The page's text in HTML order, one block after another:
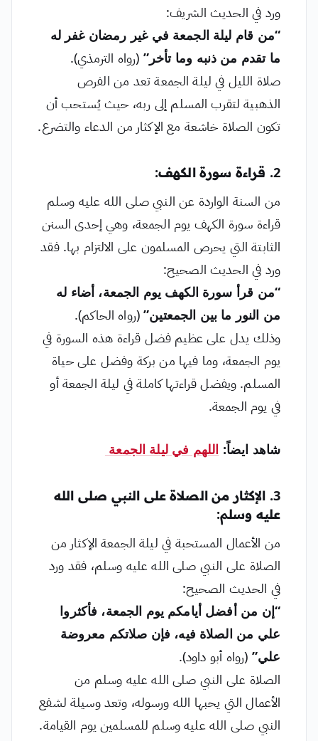
ورد في الحديث الشريف:
“من قام ليلة الجمعة في غير رمضان غفر له
ما تقدم من ذنبه وما تأخر” (رواه الترمذي).
صلاة الليل في ليلة الجمعة تعد من الفرص
الذهبية لتقرب المسلم إلى ربه، حيث يُستحب أن
تكون الصلاة خاشعة مع الإكثار من الدعاء والتضرع.
2. قراءة سورة الكهف:
من السنة الواردة عن النبي صلى الله عليه وسلم
قراءة سورة الكهف يوم الجمعة، وهي إحدى السنن
الثابتة التي يحرص المسلمون على الالتزام بها. فقد
ورد في الحديث الصحيح:
“من قرأ سورة الكهف يوم الجمعة، أضاء له
من النور ما بين الجمعتين”(رواه الحاكم).
وذلك يدل على عظيم فضل قراءة هذه السورة في
يوم الجمعة، وما فيها من بركة وفضل على حياة
المسلم. ويفضل قراءتها كاملة في ليلة الجمعة أو
في يوم الجمعة.
شاهد ايضاً: اللهم في ليلة الجمعة
3. الإكثار من الصلاة على النبي صلى الله
عليه وسلم:
من الأعمال المستحبة في ليلة الجمعة الإكثار من
الصلاة على النبي صلى الله عليه وسلم، فقد ورد
في الحديث الصحيح:
“إن من أفضل أيامكم يوم الجمعة، فأكثروا
علي من الصلاة فيه، فإن صلاتكم معروضة
علي” (رواه أبو داود).
الصلاة على النبي صلى الله عليه وسلم من
الأعمال التي يحبها الله ورسوله، وتعد وسيلة لشفع
النبي صلى الله عليه وسلم للمسلمين يوم القيامة.